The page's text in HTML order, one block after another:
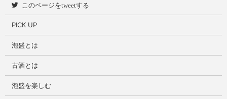
このページをtweetする
PICK UP
泡盛とは
古酒とは
泡盛を楽しむ